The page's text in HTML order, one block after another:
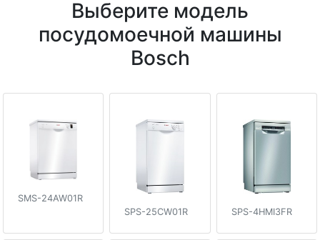
Выберите модель
посудомоечной машины
Bosch
SMS-24AW01R
SPS-25CW01R
SPS-4HMI3FR